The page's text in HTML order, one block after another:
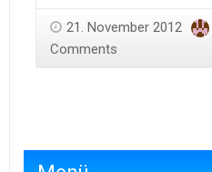
21. November 2012
Comments